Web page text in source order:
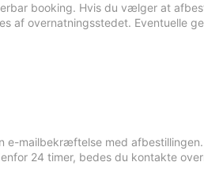
booking. Hvis du vælger at
af overnatningsstedet. Eventuelle
e-mailbekræftelse med
24 timer, bedes du kontakte